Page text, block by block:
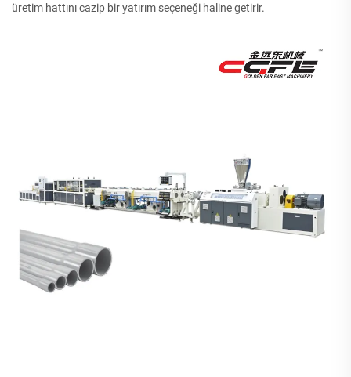
üretim hattını cazip bir yatırım seçeneği haline getirir.